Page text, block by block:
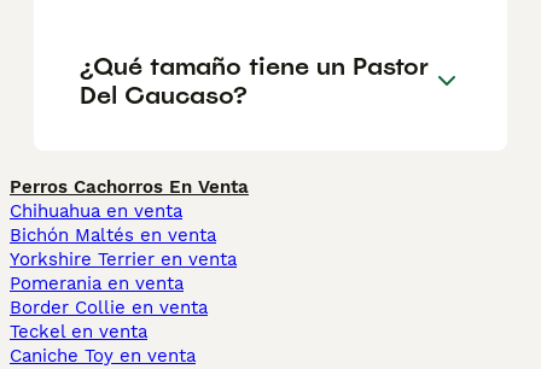
¿Qué tamaño tiene un Pastor
Del Caucaso?
Perros Cachorros En Venta
Chihuahua en venta
Bichón Maltés en venta
Yorkshire Terrier en venta
Pomerania en venta
Border Collie en venta
Teckel en venta
Caniche Toy en venta